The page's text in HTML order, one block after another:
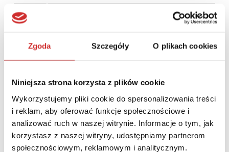
Zgoda Szczegóły O plikach cookies
Niniejsza strona korzysta z plików cookie
Wykorzystujemy pliki cookie do spersonalizowania treści
i reklam, aby oferować funkcje społecznościowe i
analizować ruch w naszej witrynie. Informacje o tym, jak
korzystasz z naszej witryny, udostępniamy partnerom
społecznościowym, reklamowym i analitycznym.
Prezentacja dodatkowa: Jak wspierać
wykładowców prowadzących zajęcia w
PARTNERZY I PATRONI